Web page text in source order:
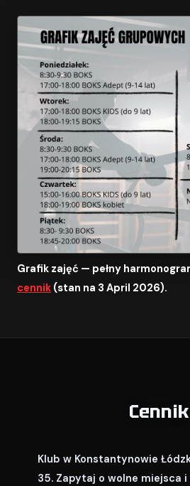
Grafik zajęć — pełny
cennik (stan na 3 April 2026).
Cennik
Klub w Konstantynowie
35. Zapytaj o wolne miejsca